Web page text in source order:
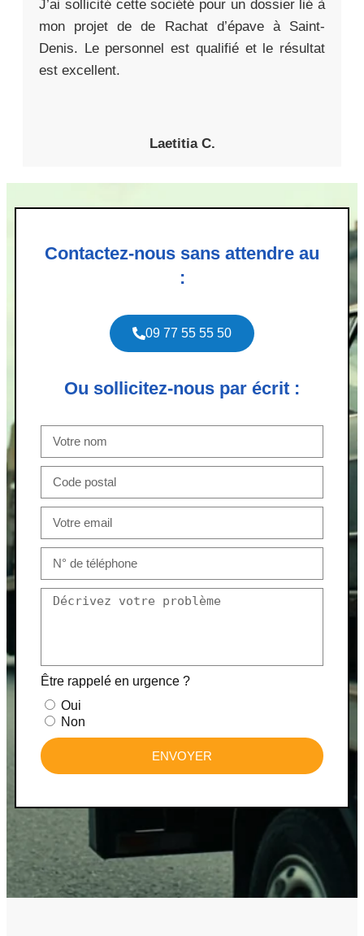
J’ai sollicité cette société pour un dossier lié à
mon projet de de Rachat d’épave à Saint-
Denis. Le personnel est qualifié et le résultat
est excellent.
Laetitia C.
Contactez-nous sans attendre au
:
09 77 55 55 50
Ou sollicitez-nous par écrit :
Être rappelé en urgence ?
Oui
Non
ENVOYER